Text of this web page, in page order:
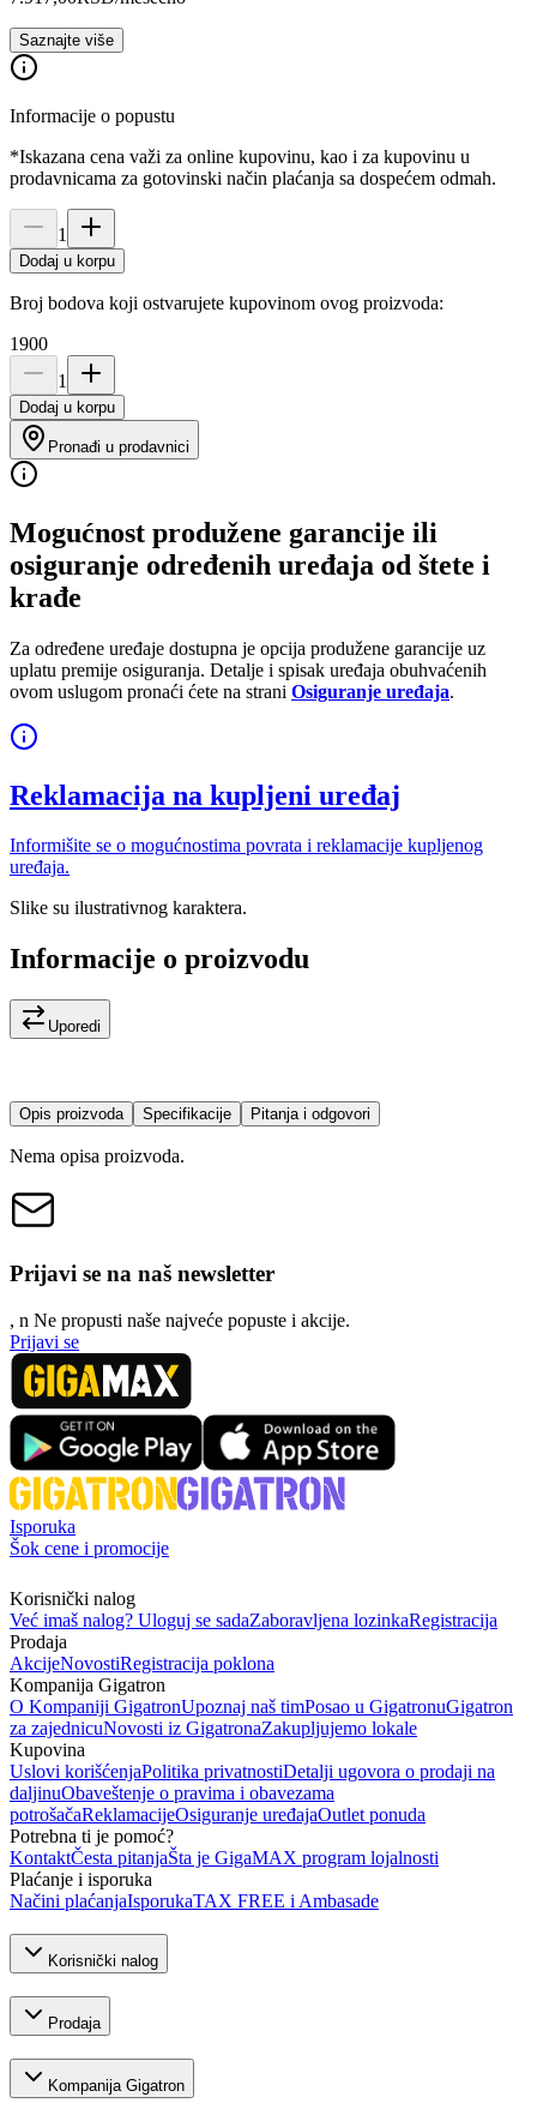
Saznajte više
Informacije o popustu
*Iskazana cena važi za online kupovinu, kao i za kupovinu u
prodavnicama za gotovinski način plaćanja sa dospećem odmah.
1
Dodaj u korpu
Broj bodova koji ostvarujete kupovinom ovog proizvoda:
1900
1
Dodaj u korpu
Pronađi u prodavnici
Mogućnost produžene garancije ili
osiguranje određenih uređaja od štete i
krađe
Za određene uređaje dostupna je opcija produžene garancije uz
uplatu premije osiguranja. Detalje i spisak uređaja obuhvaćenih
ovom uslugom pronaći ćete na strani Osiguranje uređaja.
Reklamacija na kupljeni uređaj
Informišite se o mogućnostima povrata i reklamacije kupljenog
uređaja.
Slike su ilustrativnog karaktera.
Informacije o proizvodu
Uporedi
Opis proizvoda Specifikacije Pitanja i odgovori
Nema opisa proizvoda.
Prijavi se na naš newsletter
, n Ne propusti naše najveće popuste i akcije.
Prijavi se
Isporuka
Šok cene i promocije
Korisnički nalog
Već imaš nalog? Uloguj se sadaZaboravljena lozinkaRegistracija
Prodaja
AkcijeNovostiRegistracija poklona
Kompanija Gigatron
O Kompaniji GigatronUpoznaj naš timPosao u GigatronuGigatron
za zajednicuNovosti iz GigatronaZakupljujemo lokale
Kupovina
Uslovi korišćenjaPolitika privatnostiDetalji ugovora o prodaji na
daljinuObaveštenje o pravima i obavezama
potrošačaReklamacijeOsiguranje uređajaOutlet ponuda
Potrebna ti je pomoć?
KontaktČesta pitanjaŠta je GigaMAX program lojalnosti
Plaćanje i isporuka
Načini plaćanjaIsporukaTAX FREE i Ambasade
Korisnički nalog
Prodaja
Kompanija Gigatron